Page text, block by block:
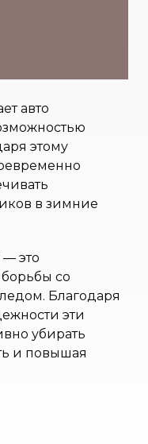
авто
этому
в зимние
это
со
Благодаря
эти
убирать
и повышая